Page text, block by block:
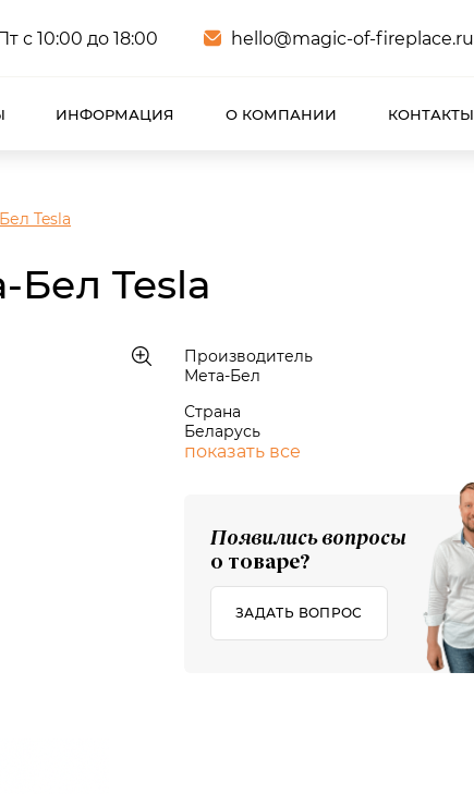
с 10:00 до 18:00
hello@magic-of-fireplace.ru
ИНФОРМАЦИЯ О КОМПАНИИ КОНТАКТЫ
Tesla
Tesla
Производитель
Мета-Бел
Страна
Беларусь
показать все
Появились вопросы
о товаре?
ЗАДАТЬ ВОПРОС